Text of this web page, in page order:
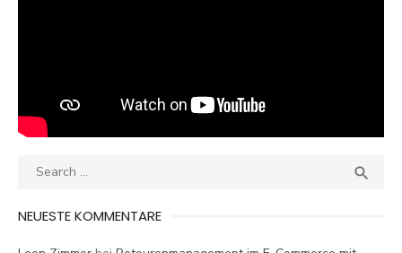
Search

NEUESTE KOMMENTARE